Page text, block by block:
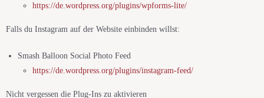
https://de.wordpress.org/plugins/wpforms-lite/
Falls du Instagram auf der Website einbinden willst:
Smash Balloon Social Photo Feed
https://de.wordpress.org/plugins/instagram-feed/
Nicht vergessen die Plug-Ins zu aktivieren